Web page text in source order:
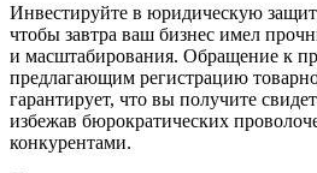
Инвестируйте в юридическую
чтобы завтра ваш бизнес имел
и масштабирования. Обращение к
предлагающим регистрацию
гарантирует, что вы получите
избежав бюрократических
конкурентами.